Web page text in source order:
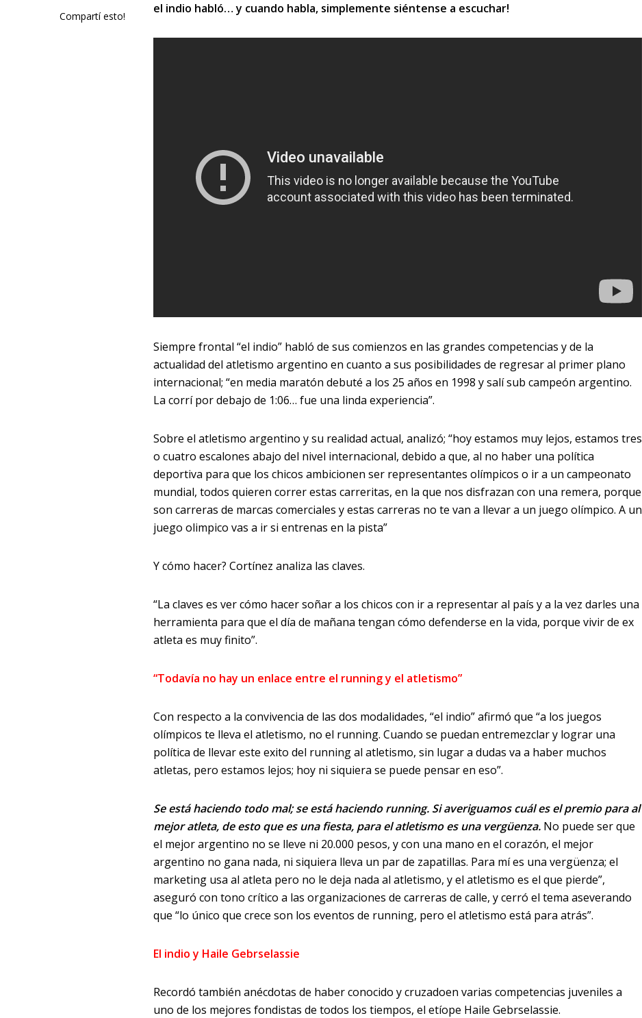
Compartí esto!
el indio habló… y cuando habla, simplemente siéntense a escuchar!
Siempre frontal “el indio” habló de sus comienzos en las grandes competencias y de la
actualidad del atletismo argentino en cuanto a sus posibilidades de regresar al primer plano
internacional; “en media maratón debuté a los 25 años en 1998 y salí sub campeón argentino.
La corrí por debajo de 1:06… fue una linda experiencia”.
Sobre el atletismo argentino y su realidad actual, analizó; “hoy estamos muy lejos, estamos tres
o cuatro escalones abajo del nivel internacional, debido a que, al no haber una política
deportiva para que los chicos ambicionen ser representantes olímpicos o ir a un campeonato
mundial, todos quieren correr estas carreritas, en la que nos disfrazan con una remera, porque
son carreras de marcas comerciales y estas carreras no te van a llevar a un juego olímpico. A un
juego olimpico vas a ir si entrenas en la pista”
Y cómo hacer? Cortínez analiza las claves.
“La claves es ver cómo hacer soñar a los chicos con ir a representar al país y a la vez darles una
herramienta para que el día de mañana tengan cómo defenderse en la vida, porque vivir de ex
atleta es muy finito”.
“Todavía no hay un enlace entre el running y el atletismo”
Con respecto a la convivencia de las dos modalidades, “el indio” afirmó que “a los juegos
olímpicos te lleva el atletismo, no el running. Cuando se puedan entremezclar y lograr una
política de llevar este exito del running al atletismo, sin lugar a dudas va a haber muchos
atletas, pero estamos lejos; hoy ni siquiera se puede pensar en eso”.
Se está haciendo todo mal; se está haciendo running. Si averiguamos cuál es el premio para al
mejor atleta, de esto que es una fiesta, para el atletismo es una vergüenza. No puede ser que
el mejor argentino no se lleve ni 20.000 pesos, y con una mano en el corazón, el mejor
argentino no gana nada, ni siquiera lleva un par de zapatillas. Para mí es una vergüenza; el
marketing usa al atleta pero no le deja nada al atletismo, y el atletismo es el que pierde”,
aseguró con tono crítico a las organizaciones de carreras de calle, y cerró el tema aseverando
que “lo único que crece son los eventos de running, pero el atletismo está para atrás”.
El indio y Haile Gebrselassie
Recordó también anécdotas de haber conocido y cruzadoen varias competencias juveniles a
uno de los mejores fondistas de todos los tiempos, el etíope Haile Gebrselassie.